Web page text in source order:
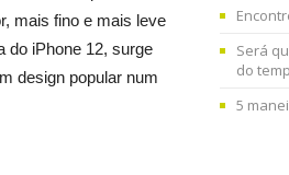
mais fino e mais leve
do iPhone 12, surge
design popular num
Será
do
5